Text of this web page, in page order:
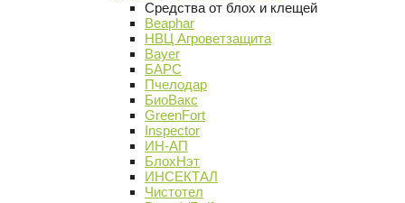
Средства от блох и клещей
Beaphar
НВЦ Агроветзащита
Bayer
БАРС
Пчелодар
БиоВакс
GreenFort
Inspector
ИН-АП
БлохНэт
ИНСЕКТАЛ
Чистотел